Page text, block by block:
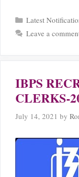
Categories
Latest
Leave a
IBPS
CLERKS-
July 14, 2021 by